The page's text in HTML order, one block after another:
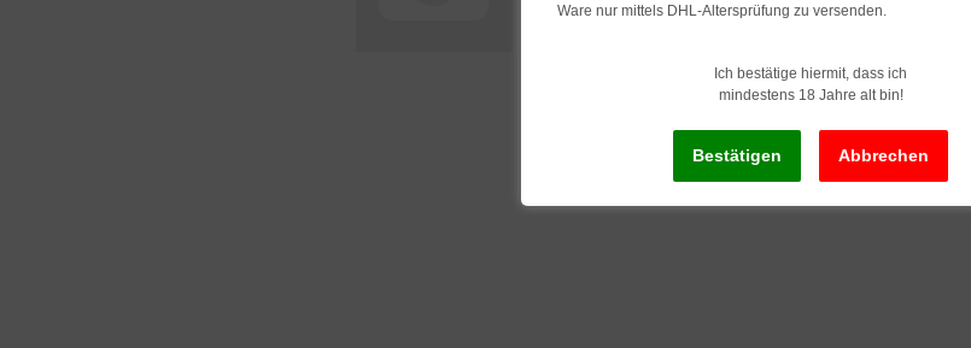
Ware nur mittels DHL-Altersprüfung zu versenden.
Ich bestätige hiermit, dass ich
mindestens 18 Jahre alt bin!